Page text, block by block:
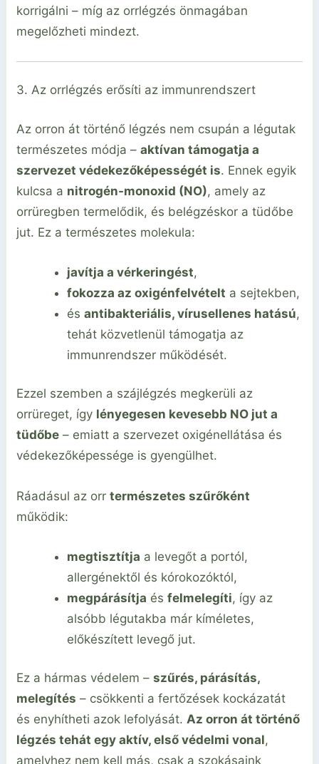
korrigálni – míg az orrlégzés önmagában
megelőzheti mindezt.
3. Az orrlégzés erősíti az immunrendszert
Az orron át történő légzés nem csupán a légutak
természetes módja –aktívan támogatja a
szervezet védekezőképességét is. Ennek egyik
kulcsa a nitrogén-monoxid (NO), amely az
orrüregben termelődik, és belégzéskor a tüdőbe
jut. Ez a természetes molekula:
javítja a vérkeringést,
fokozza az oxigénfelvételt a sejtekben,
ésantibakteriális, vírusellenes hatású,
tehát közvetlenül támogatja az
immunrendszer működését.
Ezzel szemben a szájlégzés megkerüli az
orrüreget, így lényegesen kevesebb NO jut a
tüdőbe – emiatt a szervezet oxigénellátása és
védekezőképessége is gyengülhet.
Ráadásul az orrtermészetes szűrőként
működik:
megtisztítja a levegőt a portól,
allergénektől és kórokozóktól,
megpárásítja ésfelmelegíti, így az
alsóbb légutakba már kíméletes,
előkészített levegő jut.
Ez a hármas védelem –szűrés, párásítás,
melegítés – csökkenti a fertőzések kockázatát
és enyhítheti azok lefolyását.Az orron át történő
légzés tehát egy aktív, első védelmi vonal,
amelyhez nem kell más, csak a szokásaink